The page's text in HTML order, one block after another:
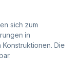
sich zum
in
Die